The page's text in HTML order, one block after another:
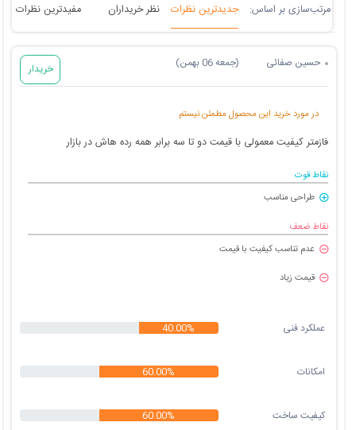
جدیدترین نظرات نظر خریداران مفیدترین نظرات
حسین صفائی (جمعه 06 بهمن) خریدار
در مورد خرید این محصول مطمئن نیستم
فازمتر کیفیت معمولی با قیمت دو تا سه برابر همه رده هاش در بازار
نقاط قوت
طراحی مناسب
نقاط ضعف
عدم تناسب کیفیت با قیمت
قیمت زیاد
عملکرد فنی 40.00%
امکانات 60.00%
کیفیت ساخت 60.00%